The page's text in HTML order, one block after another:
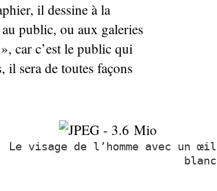
il dessine à la
public, ou aux galeries
», car c’est le public qui
sera de toutes façons
Le visage de l’homme avec un œil
blanc